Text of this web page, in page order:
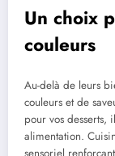
Un choix
couleurs
Au-delà de leurs
couleurs et de
pour vos desserts,
alimentation.
sensoriel